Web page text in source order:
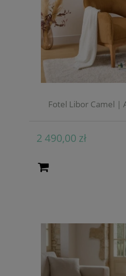
Fotel Libor Camel |
2 490,00 zł